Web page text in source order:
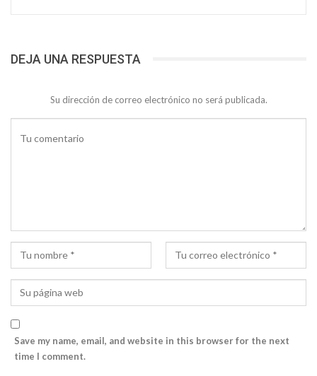
DEJA UNA RESPUESTA
Su dirección de correo electrónico no será publicada.
Save my name, email, and website in this browser for the next
time I comment.